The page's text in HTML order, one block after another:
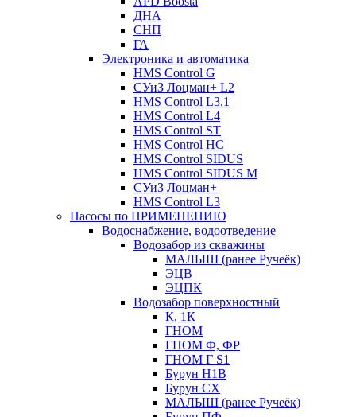
ДНА
СНП
ГА
Электроника и автоматика
HMS Control G
СУиЗ Лоцман+ L2
HMS Control L3.1
HMS Control L4
HMS Control ST
HMS Control HC
HMS Control SIDUS
HMS Control SIDUS M
СУиЗ Лоцман+
HMS Control L3
Насосы по ПРИМЕНЕНИЮ
Водоснабжение, водоотведение
Водозабор из скважины
МАЛЫШ (ранее Ручеёк)
ЭЦВ
ЭЦПК
Водозабор поверхностный
К, 1К
ГНОМ
ГНОМ Ф, ФР
ГНОМ Г S1
Бурун Н1В
Бурун СХ
МАЛЫШ (ранее Ручеёк)